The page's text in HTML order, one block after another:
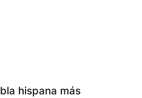
hispana más